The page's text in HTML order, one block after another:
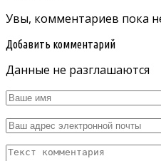
Увы, комментариев пока
Добавить комментарий
Данные не разглашаются